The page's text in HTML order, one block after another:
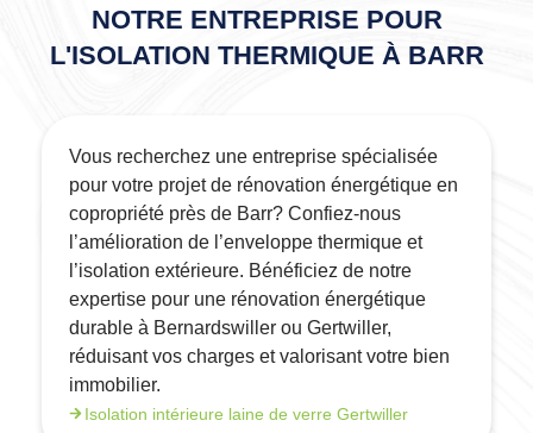
NOTRE ENTREPRISE POUR
L'ISOLATION THERMIQUE À BARR
Vous recherchez une entreprise spécialisée
pour votre projet de rénovation énergétique en
copropriété près de Barr? Confiez-nous
l’amélioration de l’enveloppe thermique et
l’isolation extérieure. Bénéficiez de notre
expertise pour une rénovation énergétique
durable à Bernardswiller ou Gertwiller,
réduisant vos charges et valorisant votre bien
immobilier.
Isolation intérieure laine de verre Gertwiller